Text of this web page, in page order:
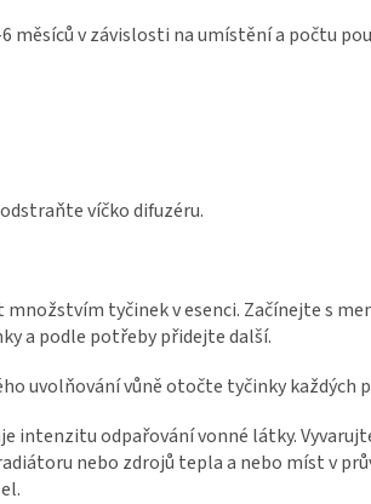
měsíců v závislosti na umístění a počtu
víčko difuzéru.
tyčinek v esenci. Začínejte s
a podle potřeby přidejte další.
uvolňování vůně otočte tyčinky každých
intenzitu odpařování vonné látky.
nebo zdrojů tepla a nebo míst v